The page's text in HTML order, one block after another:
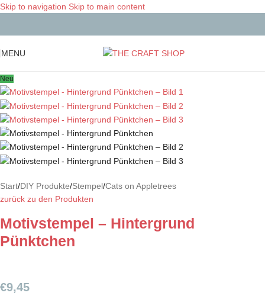
Skip to navigation Skip to main content
MENU
Neu
Start/DIY Produkte/Stempel/Cats on Appletrees
zurück zu den Produkten
Motivstempel – Hintergrund
Pünktchen
€9,45